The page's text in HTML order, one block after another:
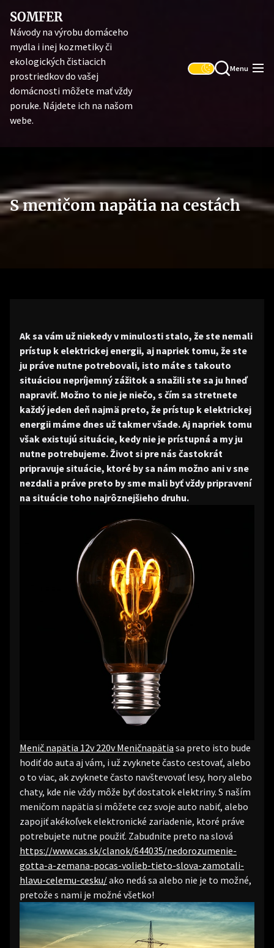
the
content
SOMFER
Návody na výrobu domáceho
mydla i inej kozmetiky či
ekologických čistiacich
prostriedkov do vašej
domácnosti môžete mať vždy
poruke. Nájdete ich na našom
webe.
Menu
S meničom napätia na cestách
Ak sa vám už niekedy v minulosti stalo, že ste nemali
prístup k elektrickej energii, aj napriek tomu, že ste
ju práve nutne potrebovali, isto máte s takouto
situáciou nepríjemný zážitok a snažili ste sa ju hneď
napraviť. Možno to nie je niečo, s čím sa stretnete
každý jeden deň najmä preto, že prístup k elektrickej
energii máme dnes už takmer všade. Aj napriek tomu
však existujú situácie, kedy nie je prístupná a my ju
nutne potrebujeme. Život si pre nás častokrát
pripravuje situácie, ktoré by sa nám možno ani v sne
nezdali a práve preto by sme mali byť vždy pripravení
na situácie toho najrôznejšieho druhu.
Menič napätia 12v 220v Meničnapätia sa preto isto bude
hodiť do auta aj vám, i už zvyknete často cestovať, alebo
o to viac, ak zvyknete často navštevovať lesy, hory alebo
chaty, kde nie vždy môže byť dostatok elektriny. S naším
meničom napätia si môžete cez svoje auto nabiť, alebo
zapojiť akékoľvek elektronické zariadenie, ktoré práve
potrebujete nutne použiť. Zabudnite preto na slová
https://www.cas.sk/clanok/644035/nedorozumenie-
gotta-a-zemana-pocas-volieb-tieto-slova-zamotali-
hlavu-celemu-cesku/ako nedá sa alebo nie je to možné,
pretože s nami je možné všetko!